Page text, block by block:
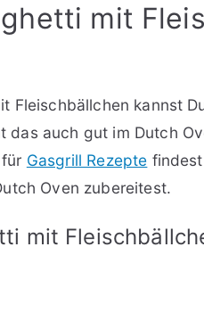
mit
Fleischbällchen kannst
das auch gut im Dutch
Gasgrill Rezepte
Oven zubereitest.
mit